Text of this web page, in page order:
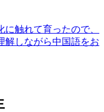
触れて育ったので、
解しながら中国語をお